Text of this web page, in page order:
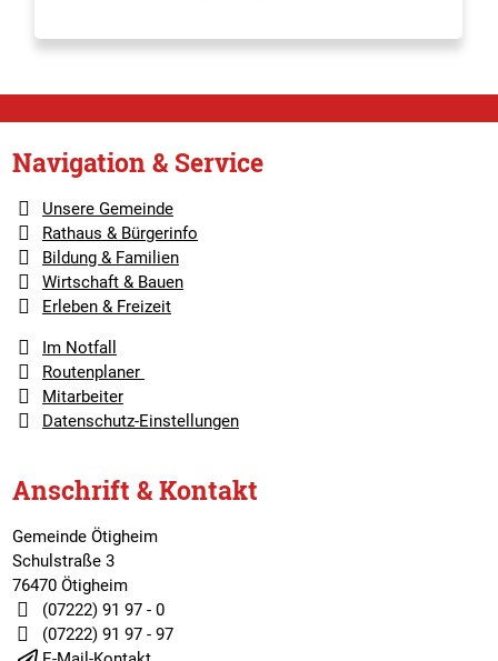
Navigation & Service
Unsere Gemeinde
Rathaus & Bürgerinfo
Bildung & Familien
Wirtschaft & Bauen
Erleben & Freizeit
Im Notfall
Routenplaner
Mitarbeiter
Datenschutz-Einstellungen
Anschrift & Kontakt
Gemeinde Ötigheim
Schulstraße 3
76470 Ötigheim
(07222) 91 97 - 0
(07222) 91 97 - 97